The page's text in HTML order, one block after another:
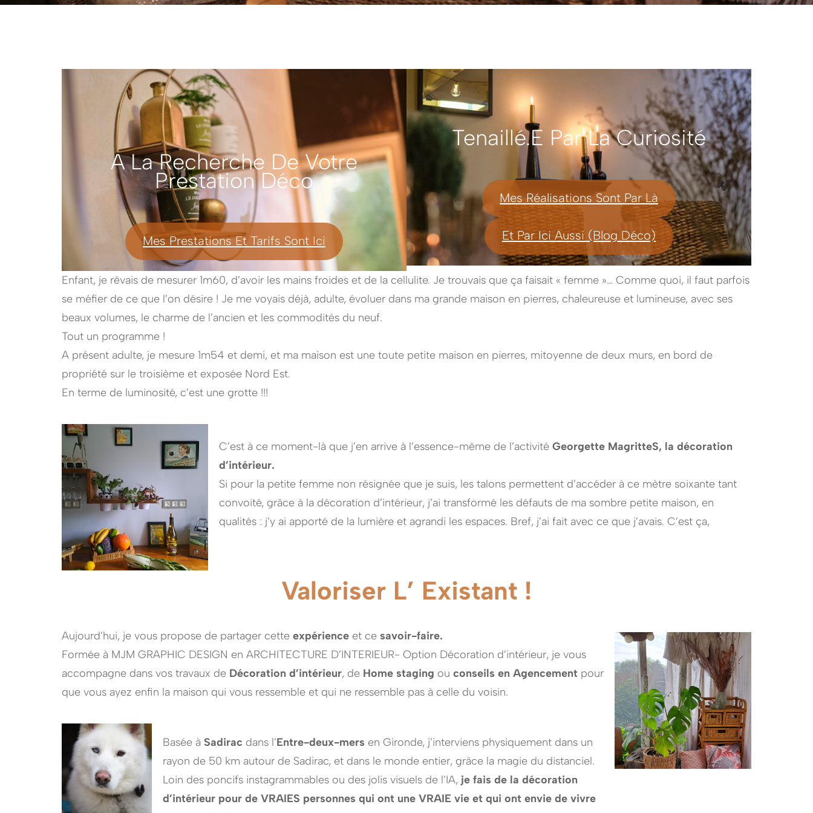
A La Recherche De Votre
Prestation Déco
Mes Prestations Et Tarifs Sont Ici
Tenaillé.e Par La Curiosité
Mes Réalisations Sont Par Là
Et Par Ici Aussi (Blog Déco)
Enfant, je rêvais de mesurer 1m60, d’avoir les mains froides et de la cellulite. Je trouvais que ça faisait « femme »… Comme quoi, il faut parfois
se méfier de ce que l’on désire ! Je me voyais déjà, adulte, évoluer dans ma grande maison en pierres, chaleureuse et lumineuse, avec ses
beaux volumes, le charme de l’ancien et les commodités du neuf.
Tout un programme !
A présent adulte, je mesure 1m54 et demi, et ma maison est une toute petite maison en pierres, mitoyenne de deux murs, en bord de
propriété sur le troisième et exposée Nord Est.
En terme de luminosité, c’est une grotte !!!
C’est à ce moment-là que j’en arrive à l’essence-même de l’activité Georgette MagritteS, la décoration
d’intérieur.
Si pour la petite femme non résignée que je suis, les talons permettent d’accéder à ce mètre soixante tant
convoité, grâce à la décoration d’intérieur, j’ai transformé les défauts de ma sombre petite maison, en
qualités : j’y ai apporté de la lumière et agrandi les espaces. Bref, j’ai fait avec ce que j’avais. C’est ça,
Valoriser L’ Existant !
Aujourd’hui, je vous propose de partager cette expérience et ce savoir-faire.
Formée à MJM GRAPHIC DESIGN en ARCHITECTURE D’INTERIEUR- Option Décoration d’intérieur, je vous
accompagne dans vos travaux de Décoration d’intérieur, de Home staging ou conseils en Agencement pour
que vous ayez enfin la maison qui vous ressemble et qui ne ressemble pas à celle du voisin.
Basée à Sadirac dans l’Entre-deux-mers en Gironde, j’interviens physiquement dans un
rayon de 50 km autour de Sadirac, et dans le monde entier, grâce la magie du distanciel.
Loin des poncifs instagrammables ou des jolis visuels de l’IA, je fais de la décoration
d’intérieur pour de VRAIES personnes qui ont une VRAIE vie et qui ont envie de vivre